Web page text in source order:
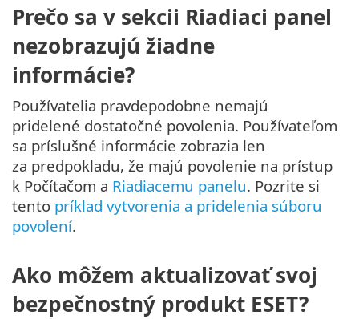
Prečo sa v sekcii Riadiaci panel
nezobrazujú žiadne
informácie?
Používatelia pravdepodobne nemajú
pridelené dostatočné povolenia. Používateľom
sa príslušné informácie zobrazia len
za predpokladu, že majú povolenie na prístup
k Počítačom a Riadiacemu panelu. Pozrite si
tento príklad vytvorenia a pridelenia súboru
povolení.
Ako môžem aktualizovať svoj
bezpečnostný produkt ESET?